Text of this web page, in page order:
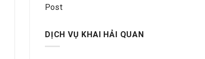
Post
DỊCH VỤ KHAI HẢI QUAN